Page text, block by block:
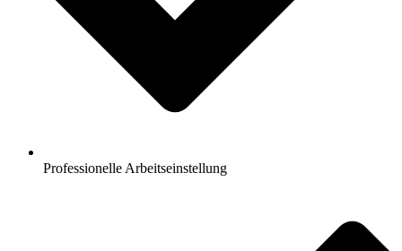
Professionelle Arbeitseinstellung